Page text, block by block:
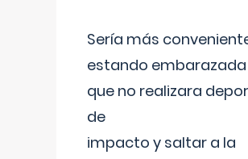
Sería más
estando embarazada
que no realizara
de
impacto y saltar a la